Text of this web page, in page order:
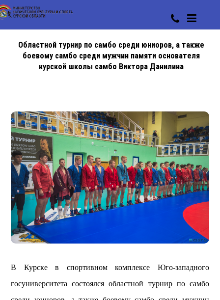
Областной турнир по самбо среди юниоров, а также
боевому самбо среди мужчин памяти основателя
курской школы самбо Виктора Данилина
В Курске в спортивном комплексе Юго-западного
госуниверситета состоялся областной турнир по самбо